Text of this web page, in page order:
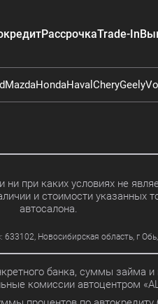
РассрочкаTrade-In
MazdaHondaHaval CheryGeely
при каких условиях не
и стоимости указанных
автосалона.
Новосибирская область, г Обь,
банка, суммы
комиссии автоцентром